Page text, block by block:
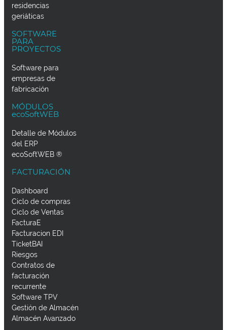
residencias
geriáticas
SOFTWARE
PARA
PROYECTOS
Software para
empresas de
fabricación
MÓDULOS
ecoSoftWEB
Detalle de Módulos
del ERP
ecoSoftWEB ®
FACTURACIÓN
Dashboard
Ciclo de compras
Ciclo de Ventas
FacturaE
Facturacion EDI
TicketBAI
Riesgos
Contratos de
facturación
recurrente
Software TPV
Gestión de Almacén
Almacén Avanzado